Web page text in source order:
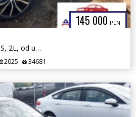
145 000 PLN
2025r., VOLVO XC60 PLUS, 2L, od ubezpieczalni
2025 34681